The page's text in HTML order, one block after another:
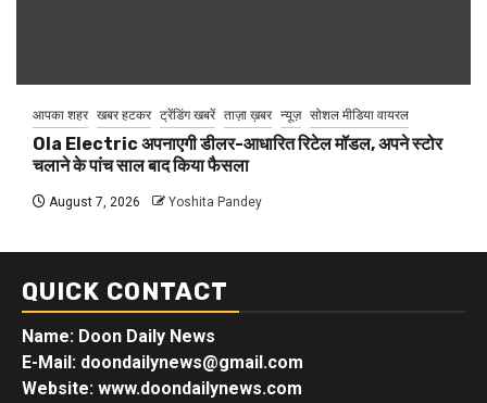
आपका शहर खबर हटकर ट्रेंडिंग खबरें ताज़ा ख़बर न्यूज़ सोशल मीडिया वायरल
Ola Electric अपनाएगी डीलर-आधारित रिटेल मॉडल, अपने स्टोर
चलाने के पांच साल बाद किया फैसला
August 7, 2026 Yoshita Pandey
QUICK CONTACT
Name: Doon Daily News
E-Mail: doondailynews@gmail.com
Website: www.doondailynews.com